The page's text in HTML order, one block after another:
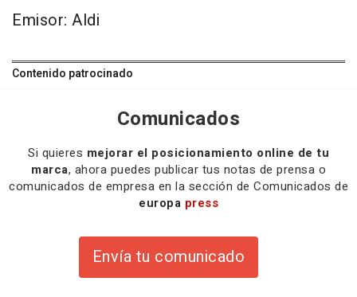
Emisor: Aldi
Contenido patrocinado
Comunicados
Si quieres mejorar el posicionamiento online de tu
marca, ahora puedes publicar tus notas de prensa o
comunicados de empresa en la sección de Comunicados de
europa press
Envía tu comunicado